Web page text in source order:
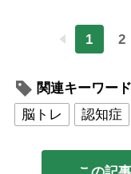
1 2
関連キーワード
脳トレ
認知症